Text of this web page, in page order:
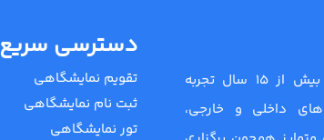
شرکت نمایشگاه سازان با بیش از 15 سال تجربه
داخلی و خارجی،
دسترسی سریع
تقویم نمایشگاهی
ثبت نام نمایشگاهی
تور نمایشگاهی